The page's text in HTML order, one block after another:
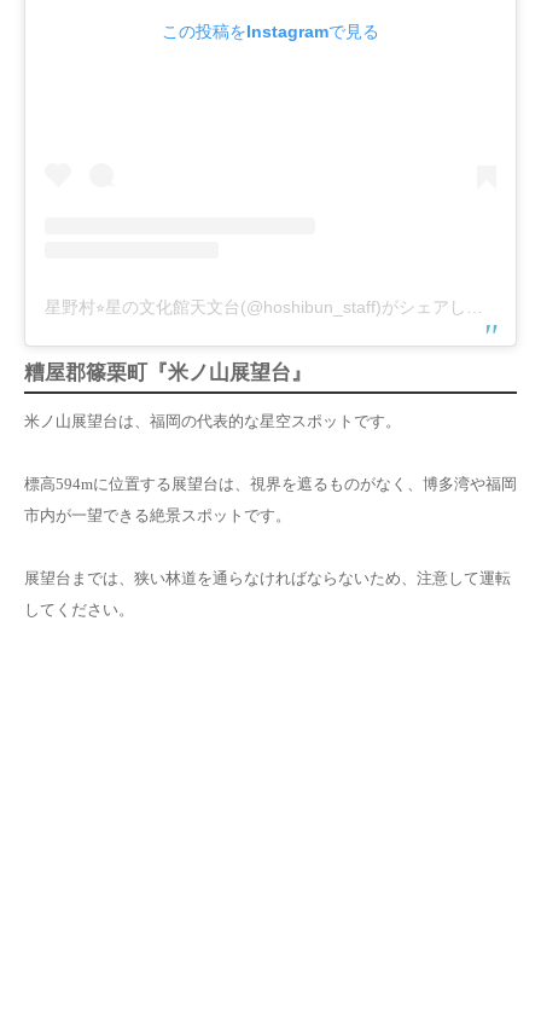
この投稿をInstagramで見る
糟屋郡篠栗町『米ノ山展望台』
米ノ山展望台は、福岡の代表的な星空スポットです。
標高594mに位置する展望台は、視界を遮るものがなく、博多湾や福岡
市内が一望できる絶景スポットです。
展望台までは、 狭い林道を通らなければならないため、注意して運転
してください。